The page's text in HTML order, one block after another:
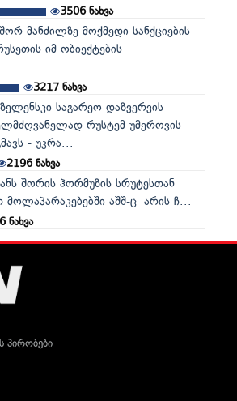
3506ნახვა
მანძილზე მოქმედი სანქციების
იმ ობიექტების
3217ნახვა
საგარეო დაზვერვის
რუსტემ უმეროვის
- უკრა...
2196ნახვა
შორის ჰორმუზის სრუტესთან
მოლაპარაკებებში აშშ-ც არის ჩ...
ნახვა
პირობები